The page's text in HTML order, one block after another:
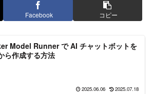
Facebook コピー
Model Runner で AI チャットボットを
ら作成する方法
2025.06.06 2025.07.18